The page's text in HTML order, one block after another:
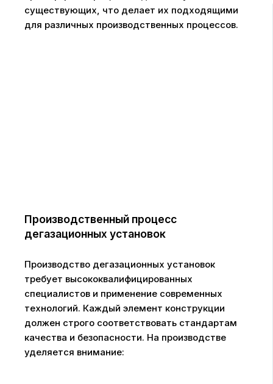
существующих, что делает их подходящими
для различных производственных процессов.
Производственный процесс
дегазационных установок
Производство дегазационных установок
требует высококвалифицированных
специалистов и применение современных
технологий. Каждый элемент конструкции
должен строго соответствовать стандартам
качества и безопасности. На производстве
уделяется внимание: